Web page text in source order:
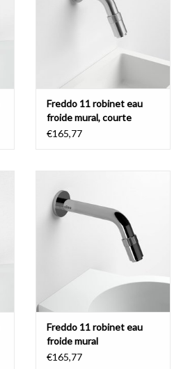
Freddo 11 robinet eau
froide mural, courte
€165,77
Freddo 11 robinet eau
froide mural
€165,77